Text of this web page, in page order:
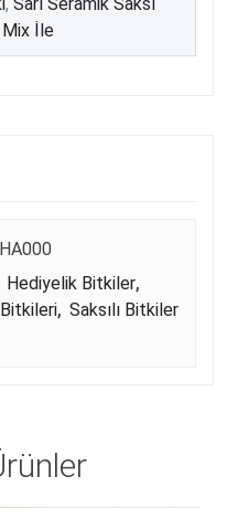
İle
Hediyelik Bitkiler,
, Saksılı Bitkiler